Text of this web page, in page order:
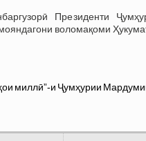
Президенти
воломақоми